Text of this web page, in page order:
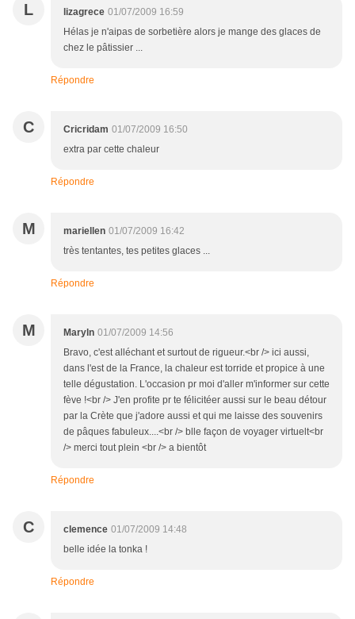
L lizagrece 01/07/2009 16:59
Hélas je n'aipas de sorbetière alors je mange des glaces de
chez le pâtissier ...
Répondre
C Cricridam 01/07/2009 16:50
extra par cette chaleur
Répondre
M mariellen 01/07/2009 16:42
très tentantes, tes petites glaces ...
Répondre
M Maryln 01/07/2009 14:56
Bravo, c'est alléchant et surtout de rigueur.<br /> ici aussi,
dans l'est de la France, la chaleur est torride et propice à une
telle dégustation. L'occasion pr moi d'aller m'informer sur cette
fève !<br /> J'en profite pr te félicitéer aussi sur le beau détour
par la Crète que j'adore aussi et qui me laisse des souvenirs
de pâques fabuleux....<br /> blle façon de voyager virtuelt<br
/> merci tout plein <br /> a bientôt
Répondre
C clemence 01/07/2009 14:48
belle idée la tonka !
Répondre